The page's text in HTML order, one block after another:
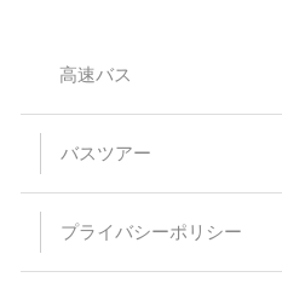
す。
【バスプランについて】
います。当日、集合場所にお
乗車・下車場所は事前予約が
乳児（0～1歳）の方はバス乗
予約時の集客状況によりご希
高速バス
バスツアー
プライバシーポリシー